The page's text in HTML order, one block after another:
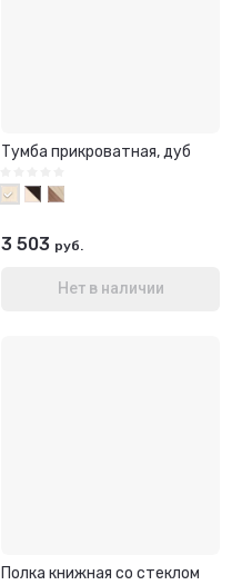
Тумба прикроватная, дуб
3 503 руб.
Нет в наличии
Полка книжная со стеклом